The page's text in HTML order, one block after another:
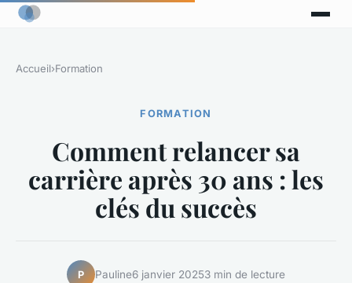
Accueil›Formation
FORMATION
Comment relancer sa
carrière après 30 ans : les
clés du succès
P Pauline6 janvier 20253 min de lecture